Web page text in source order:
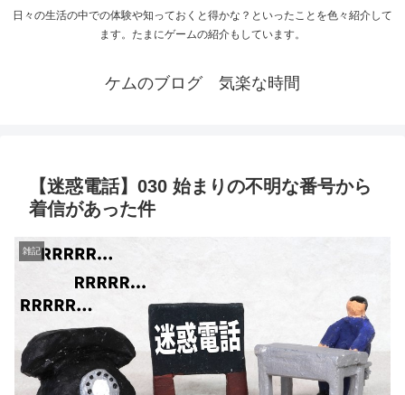
日々の生活の中での体験や知っておくと得かな？といったことを色々紹介して
ます。たまにゲームの紹介もしています。
ケムのブログ 気楽な時間
【迷惑電話】030 始まりの不明な番号から
着信があった件
雑記